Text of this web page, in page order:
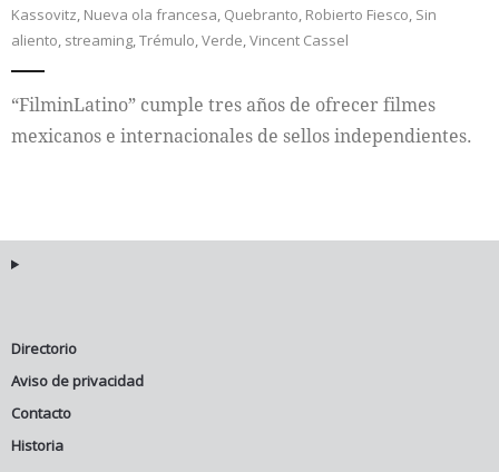
Internacional
Kassovitz, Nueva ola francesa, Quebranto, Robierto Fiesco, Sin
aliento, streaming,Trémulo,Verde,Vincent Cassel
“FilminLatino” cumple tres años de ofrecer filmes
mexicanos e internacionales de sellos independientes.
Directorio
Aviso de privacidad
Contacto
Historia